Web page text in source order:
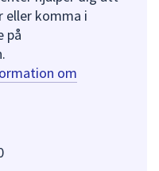
eller komma i
på
om